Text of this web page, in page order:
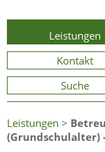
Leistungen
Kontakt
Suche
Leistungen >
(Grundschulalter)